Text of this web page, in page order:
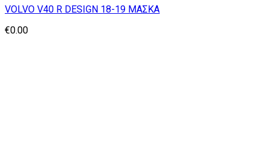
VOLVO V40 R DESIGN 18-19 ΜΑΣΚΑ
€0.00